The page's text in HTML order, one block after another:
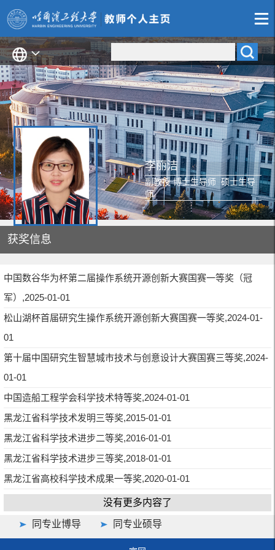
李丽洁
副教授 博士生导师 硕士生导
师
获奖信息
中国数谷华为杯第二届操作系统开源创新大赛国赛一等奖（冠
军）,2025-01-01
松山湖杯首届研究生操作系统开源创新大赛国赛一等奖,2024-01-
01
第十届中国研究生智慧城市技术与创意设计大赛国赛三等奖,2024-
01-01
中国造船工程学会科学技术特等奖,2024-01-01
黑龙江省科学技术发明三等奖,2015-01-01
黑龙江省科学技术进步二等奖,2016-01-01
黑龙江省科学技术进步三等奖,2018-01-01
黑龙江省高校科学技术成果一等奖,2020-01-01
没有更多内容了
同专业博导 同专业硕导